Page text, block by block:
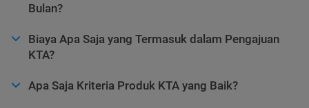
Bulan?
Biaya Apa Saja yang Termasuk dalam Pengajuan
KTA?
Apa Saja Kriteria Produk KTA yang Baik?